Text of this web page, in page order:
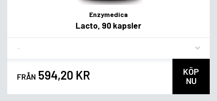
Enzymedica
Lacto, 90 kapsler
FRÅN 594,20 KR
KÖP
NU